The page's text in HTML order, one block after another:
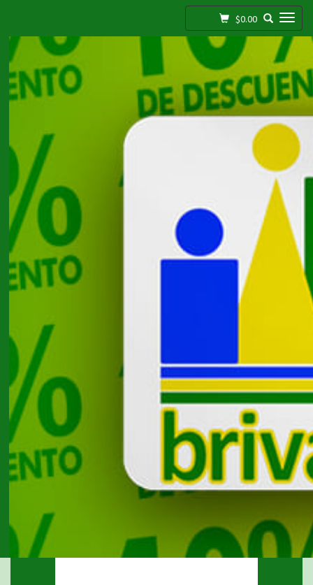
Toggle navigation
$0.00
Pollo, Carne Y Mar / Carnes